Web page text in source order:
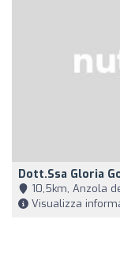
Dott.ssa Gloria
10,5km, Anzola
Visualizza